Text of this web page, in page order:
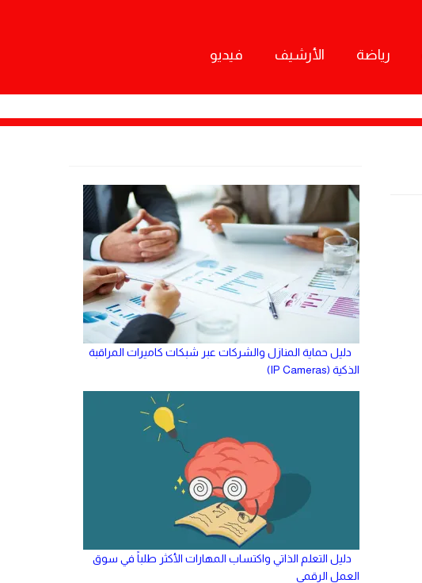
رياضة الأرشيف فيديو
دليل حماية المنازل والشركات عبر شبكات كاميرات المراقبة
الذكية (IP Cameras)
دليل التعلم الذاتي واكتساب المهارات الأكثر طلباً في سوق
العمل الرقمي